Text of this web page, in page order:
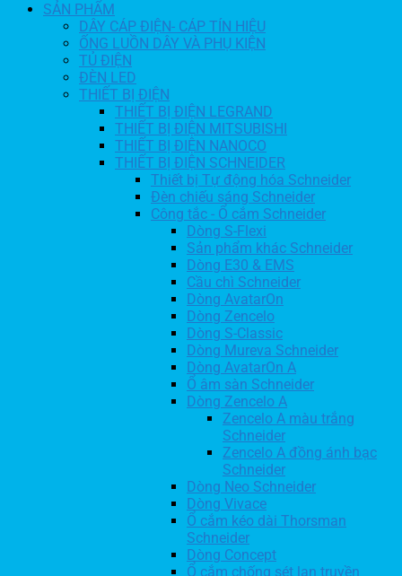
SẢN PHẨM
DÂY CÁP ĐIỆN- CÁP TÍN HIỆU
ỐNG LUỒN DÂY VÀ PHỤ KIỆN
TỦ ĐIỆN
ĐÈN LED
THIẾT BỊ ĐIỆN
THIẾT BỊ ĐIỆN LEGRAND
THIẾT BỊ ĐIỆN MITSUBISHI
THIẾT BỊ ĐIỆN NANOCO
THIẾT BỊ ĐIỆN SCHNEIDER
Thiết bị Tự động hóa Schneider
Đèn chiếu sáng Schneider
Công tắc - Ổ cắm Schneider
Dòng S-Flexi
Sản phẩm khác Schneider
Dòng E30 & EMS
Cầu chì Schneider
Dòng AvatarOn
Dòng Zencelo
Dòng S-Classic
Dòng Mureva Schneider
Dòng AvatarOn A
Ổ âm sàn Schneider
Dòng Zencelo A
Zencelo A màu trắng
Schneider
Zencelo A đồng ánh bạc
Schneider
Dòng Neo Schneider
Dòng Vivace
Ổ cắm kéo dài Thorsman
Schneider
Dòng Concept
Ổ cắm chống sét lan truyền